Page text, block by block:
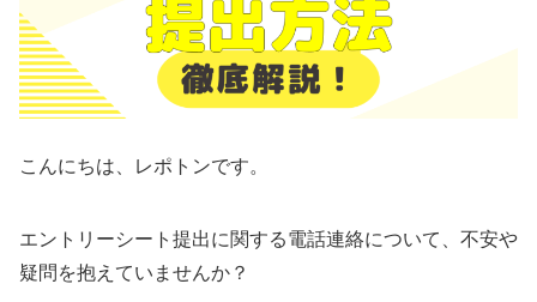
こんにちは、レポトンです。
エントリーシート提出に関する電話連絡について、不安や
疑問を抱えていませんか？